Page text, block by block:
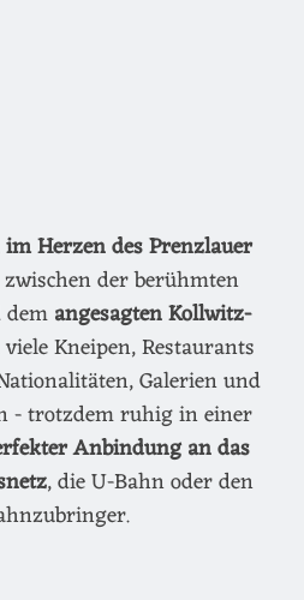
im Herzen des Prenzlauer
der berühmten
angesagten Kollwitz-
Kneipen, Restaurants
Galerien und
- trotzdem ruhig in einer
Anbindung an das
, die U-Bahn oder den